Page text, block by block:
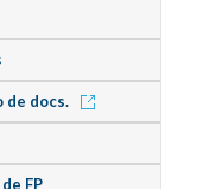
de docs.
FP